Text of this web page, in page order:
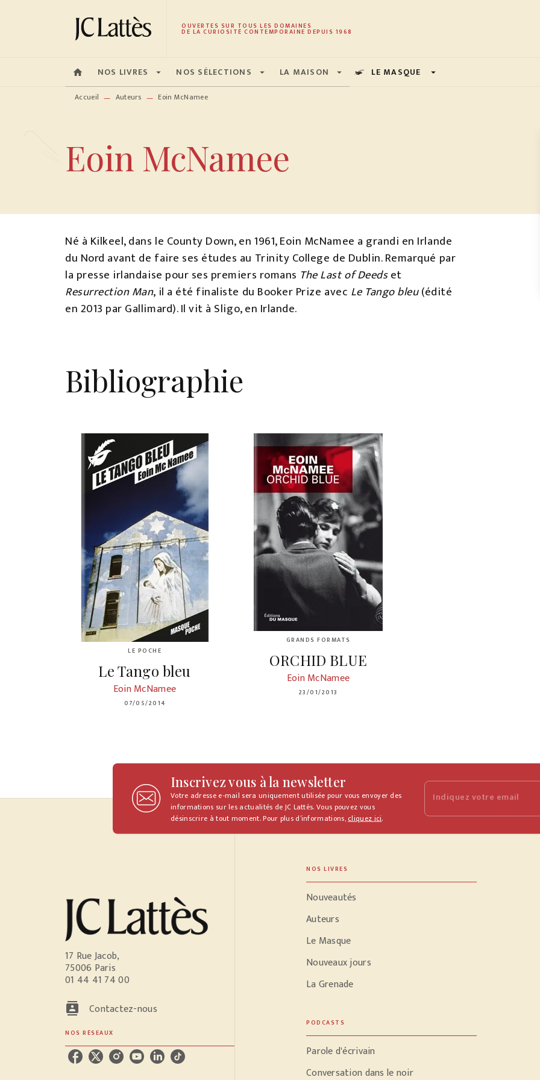
MENU RECHERCHE CONTENU PIED DE PAGE
OUVERTES SUR TOUS LES DOMAINES
DE LA CURIOSITÉ CONTEMPORAINE DEPUIS 1968
home NOS LIVRES arrow_drop_down NOS SÉLECTIONS arrow_drop_down LA MAISON arrow_drop_down LE MASQUE arrow_drop_down
Accueil — Auteurs — Eoin McNamee
Eoin McNamee
Né à Kilkeel, dans le County Down, en 1961, Eoin McNamee a grandi en Irlande
du Nord avant de faire ses études au Trinity College de Dublin. Remarqué par
la presse irlandaise pour ses premiers romans The Last of Deedset
Resurrection Man, il a été finaliste du Booker Prize avec Le Tango bleu(édité
en 2013 par Gallimard). Il vit à Sligo, en Irlande.
Bibliographie
LE POCHE
Le Tango bleu
Eoin McNamee
07/05/2014
GRANDS FORMATS
ORCHID BLUE
Eoin McNamee
23/01/2013
Inscrivez vous à la newsletter
Votre adresse e-mail sera uniquement utilisée pour vous envoyer des
informations sur les actualités de JC Lattès. Vous pouvez vous
désinscrire à tout moment. Pour plus d’informations,cliquez ici.
Indiquez votre email
17 Rue Jacob,
75006 Paris
01 44 41 74 00
contacts Contactez-nous
NOS RÉSEAUX
NOS LIVRES
Nouveautés
Auteurs
Le Masque
Nouveaux jours
La Grenade
PODCASTS
Parole d'écrivain
Conversation dans le noir